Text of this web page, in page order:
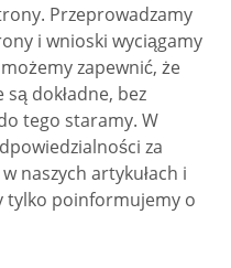
Przeprowadzamy
i wnioski wyciągamy
zapewnić, że
dokładne, bez
tego staramy. W
za
naszych artykułach i
tylko poinformujemy o